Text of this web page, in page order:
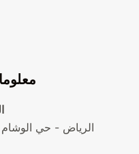
الرياض - حي الوشام